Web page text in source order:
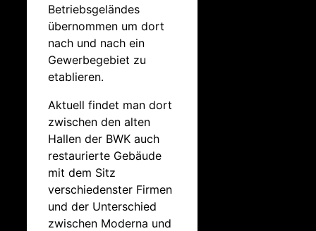
Betriebsgeländes
übernommen um dort
nach und nach ein
Gewerbegebiet zu
etablieren.
Aktuell findet man dort
zwischen den alten
Hallen der BWK auch
restaurierte Gebäude
mit dem Sitz
verschiedenster Firmen
und der Unterschied
zwischen Moderna und